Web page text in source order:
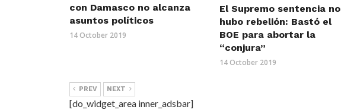
con Damasco no alcanza
asuntos políticos
14 October 2019
El Supremo sentencia no
hubo rebelión: Bastó el
BOE para abortar la
“conjura”
14 October 2019
PREV NEXT
[do_widget_area inner_adsbar]